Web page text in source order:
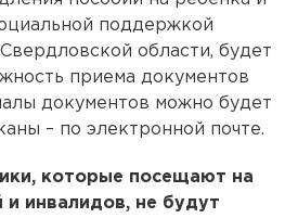
поддержкой
области, будет
приема документов
документов можно будет
– по электронной почте.
которые посещают на
инвалидов, не будут